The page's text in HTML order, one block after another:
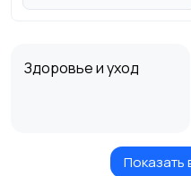
Здоровье и уход
Игрушки и игрыПоказать